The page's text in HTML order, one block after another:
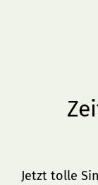
Jetzt tolle